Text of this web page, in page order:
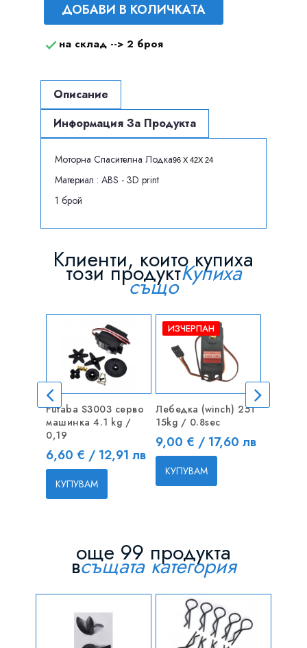
ДОБАВИ В КОЛИЧКАТА
 на склад --> 2 броя
Описание
Информация За Продукта
Моторна Спасителна Лодка96 X 42X 24
Материал : ABS - 3D print
1 брой
Клиенти, които купиха
този продуктКупиха
също
Futaba S3003 серво
машинка 4.1 kg /
0,19
Цена
6,60 € / 12,91 лв
КУПУВАМ
ИЗЧЕРПАН
Лебедка (winch) 25T
15kg / 0.8sec
Цена
9,00 € / 17,60 лв
КУПУВАМ
15CM
още 99 продукта
всъщата категория